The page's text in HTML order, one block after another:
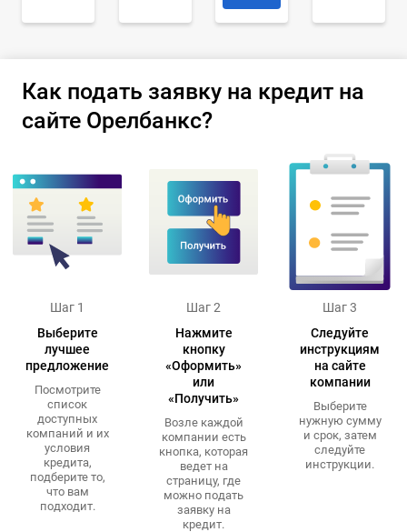
Как подать заявку на кредит на
сайте Орелбанкс?
Шаг 1
Выберите
лучшее
предложение
Посмотрите
список
доступных
компаний и их
условия
кредита,
подберите то,
что вам
подходит.
Шаг 2
Нажмите
кнопку
«Оформить»
или
«Получить»
Возле каждой
компании есть
кнопка, которая
ведет на
страницу, где
можно подать
заявку на
кредит.
Шаг 3
Следуйте
инструкциям
на сайте
компании
Выберите
нужную сумму
и срок, затем
следуйте
инструкции.